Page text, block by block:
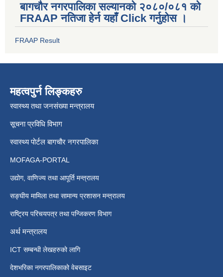
बागचौर नगरपालिका सल्यानको २०८०/०८१ को
FRAAP नतिजा हेर्न यहाँ Click गर्नुहोस ।
FRAAP Result
महत्वपुर्न लिङ्कहरु
स्वास्थ्य तथा जनसंख्या मन्त्रालय
सूचना प्रविधि विभाग
स्वास्थ्य पोर्टल बागचौर नगरपालिका
MOFAGA-PORTAL
उद्योग, वाणिज्य तथा आपूर्ति मन्त्रालय
सङ्घीय मामिला तथा सामान्य प्रशासन मन्त्रालय
राष्ट्रिय परिचयपत्र तथा पन्जिकरण विभाग
अर्थ मन्त्रालय
ICT सम्बन्धी लेखहरुको लागि
देशभरिका नगरपालिकाको वेबसाइट